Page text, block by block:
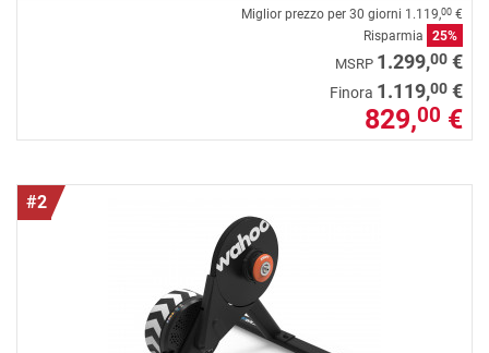
Miglior prezzo per 30 giorni 1.119,00 €
Risparmia
25%
MSRP 1.299,00 €
Finora 1.119,00 €
829,00 €
#2